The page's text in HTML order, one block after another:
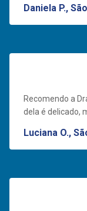
Daniela P.,
Recomendo a
dela é delicado,
Luciana O.,